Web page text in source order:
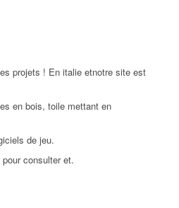
projets ! En italie etnotre site est
en bois, toile mettant en
de jeu.
consulter et.